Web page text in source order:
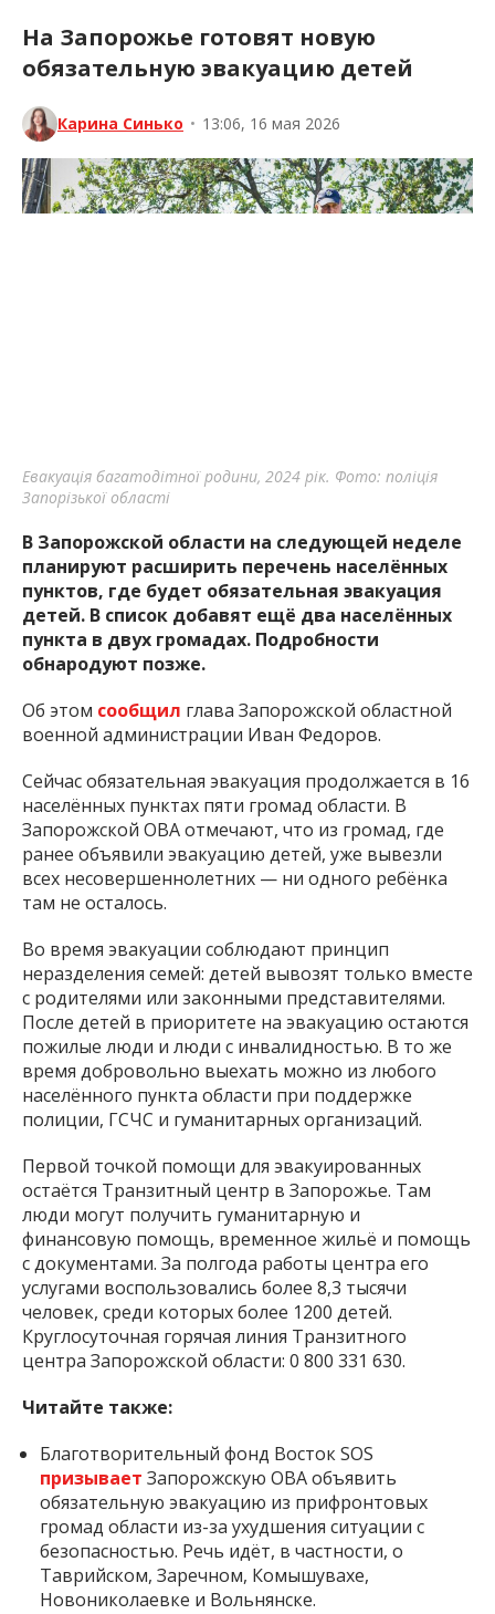
На Запорожье готовят новую
обязательную эвакуацию детей
Карина Синько • 13:06, 16 мая 2026
Евакуація багатодітної родини, 2024 рік. Фото: поліція
Запорізької області
В Запорожской области на следующей неделе
планируют расширить перечень населённых
пунктов, где будет обязательная эвакуация
детей. В список добавят ещё два населённых
пункта в двух громадах. Подробности
обнародуют позже.
Об этом сообщил глава Запорожской областной
военной администрации Иван Федоров.
Сейчас обязательная эвакуация продолжается в 16
населённых пунктах пяти громад области. В
Запорожской ОВА отмечают, что из громад, где
ранее объявили эвакуацию детей, уже вывезли
всех несовершеннолетних — ни одного ребёнка
там не осталось.
Во время эвакуации соблюдают принцип
неразделения семей: детей вывозят только вместе
с родителями или законными представителями.
После детей в приоритете на эвакуацию остаются
пожилые люди и люди с инвалидностью. В то же
время добровольно выехать можно из любого
населённого пункта области при поддержке
полиции, ГСЧС и гуманитарных организаций.
Первой точкой помощи для эвакуированных
остаётся Транзитный центр в Запорожье. Там
люди могут получить гуманитарную и
финансовую помощь, временное жильё и помощь
с документами. За полгода работы центра его
услугами воспользовались более 8,3 тысячи
человек, среди которых более 1200 детей.
Круглосуточная горячая линия Транзитного
центра Запорожской области: 0 800 331 630.
Читайте также:
Благотворительный фонд Восток SOS
призывает Запорожскую ОВА объявить
обязательную эвакуацию из прифронтовых
громад области из-за ухудшения ситуации с
безопасностью. Речь идёт, в частности, о
Таврийском, Заречном, Комышувахе,
Новониколаевке и Вольнянске.